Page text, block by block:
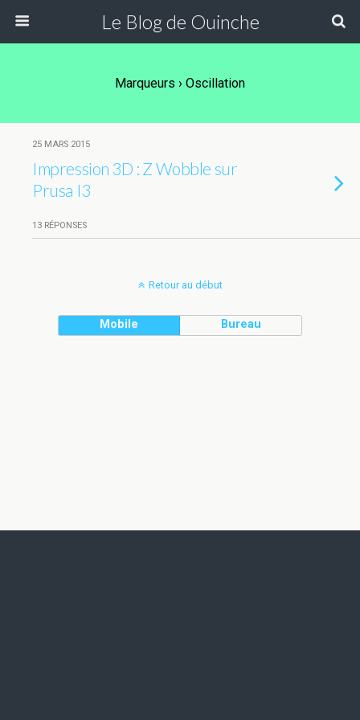
Le Blog de Ouinche
Marqueurs › Oscillation
25 MARS 2015
Impression 3D : Z Wobble sur
Prusa I3
13 RÉPONSES
Retour au début
Mobile Bureau